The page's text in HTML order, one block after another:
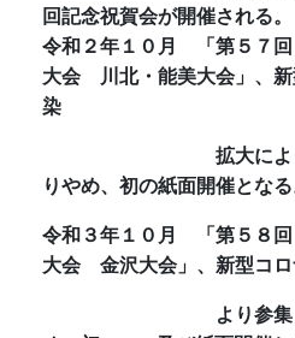
回記念祝賀会が開催される。
令和２年１０月
「第５７
大会 川北・能美大会」、新
染
拡大により
りやめ、初の紙面開催となる
令和３年１０月
「第５８
大会 金沢大会」、新型コロ
より参集しての